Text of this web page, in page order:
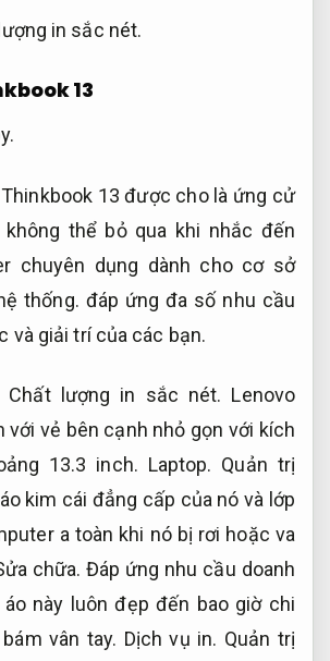
in sắc nét.
13
13 được cho là ứng cử
thể bỏ qua khi nhắc đến
chuyên dụng dành cho cơ sở
thống. đáp ứng đa số nhu cầu
và giải trí của các bạn.
Chất lượng in sắc nét. Lenovo
với vẻ bên cạnh nhỏ gọn với kích
13.3 inch. Laptop. Quản trị
kim cái đẳng cấp của nó và lớp
a toàn khi nó bị rơi hoặc va
chữa. Đáp ứng nhu cầu doanh
áo này luôn đẹp đến bao giờ chi
vân tay. Dịch vụ in. Quản trị